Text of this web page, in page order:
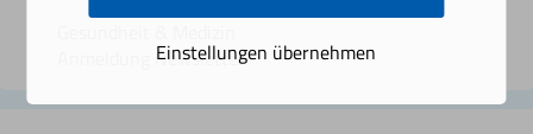
Anmeldung NewsletterEinstellungen übernehmen